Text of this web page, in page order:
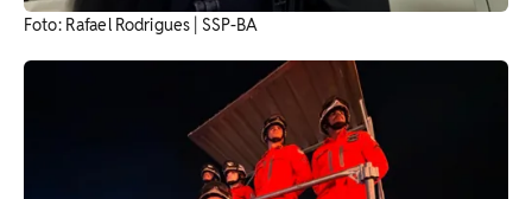
Foto: Rafael Rodrigues | SSP-BA